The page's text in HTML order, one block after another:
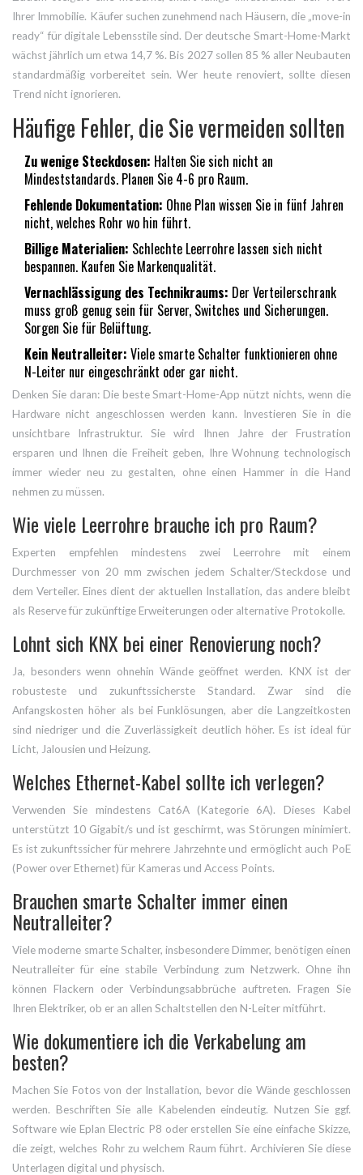
Ihrer Immobilie. Käufer suchen zunehmend nach Häusern, die „move-in
ready“ für digitale Lebensstile sind. Der deutsche Smart-Home-Markt
wächst jährlich um etwa 14,7 %. Bis 2027 sollen 85 % aller Neubauten
standardmäßig vorbereitet sein. Wer heute renoviert, sollte diesen
Trend nicht ignorieren.
Häufige Fehler, die Sie vermeiden sollten
Zu wenige Steckdosen: Halten Sie sich nicht an
Mindeststandards. Planen Sie 4-6 pro Raum.
Fehlende Dokumentation: Ohne Plan wissen Sie in fünf Jahren
nicht, welches Rohr wo hin führt.
Billige Materialien: Schlechte Leerrohre lassen sich nicht
bespannen. Kaufen Sie Markenqualität.
Vernachlässigung des Technikraums: Der Verteilerschrank
muss groß genug sein für Server, Switches und Sicherungen.
Sorgen Sie für Belüftung.
Kein Neutralleiter: Viele smarte Schalter funktionieren ohne
N-Leiter nur eingeschränkt oder gar nicht.
Denken Sie daran: Die beste Smart-Home-App nützt nichts, wenn die
Hardware nicht angeschlossen werden kann. Investieren Sie in die
unsichtbare Infrastruktur. Sie wird Ihnen Jahre der Frustration
ersparen und Ihnen die Freiheit geben, Ihre Wohnung technologisch
immer wieder neu zu gestalten, ohne einen Hammer in die Hand
nehmen zu müssen.
Wie viele Leerrohre brauche ich pro Raum?
Experten empfehlen mindestens zwei Leerrohre mit einem
Durchmesser von 20 mm zwischen jedem Schalter/Steckdose und
dem Verteiler. Eines dient der aktuellen Installation, das andere bleibt
als Reserve für zukünftige Erweiterungen oder alternative Protokolle.
Lohnt sich KNX bei einer Renovierung noch?
Ja, besonders wenn ohnehin Wände geöffnet werden. KNX ist der
robusteste und zukunftssicherste Standard. Zwar sind die
Anfangskosten höher als bei Funklösungen, aber die Langzeitkosten
sind niedriger und die Zuverlässigkeit deutlich höher. Es ist ideal für
Licht, Jalousien und Heizung.
Welches Ethernet-Kabel sollte ich verlegen?
Verwenden Sie mindestens Cat6A (Kategorie 6A). Dieses Kabel
unterstützt 10 Gigabit/s und ist geschirmt, was Störungen minimiert.
Es ist zukunftssicher für mehrere Jahrzehnte und ermöglicht auch PoE
(Power over Ethernet) für Kameras und Access Points.
Brauchen smarte Schalter immer einen
Neutralleiter?
Viele moderne smarte Schalter, insbesondere Dimmer, benötigen einen
Neutralleiter für eine stabile Verbindung zum Netzwerk. Ohne ihn
können Flackern oder Verbindungsabbrüche auftreten. Fragen Sie
Ihren Elektriker, ob er an allen Schaltstellen den N-Leiter mitführt.
Wie dokumentiere ich die Verkabelung am
besten?
Machen Sie Fotos von der Installation, bevor die Wände geschlossen
werden. Beschriften Sie alle Kabelenden eindeutig. Nutzen Sie ggf.
Software wie Eplan Electric P8 oder erstellen Sie eine einfache Skizze,
die zeigt, welches Rohr zu welchem Raum führt. Archivieren Sie diese
Unterlagen digital und physisch.